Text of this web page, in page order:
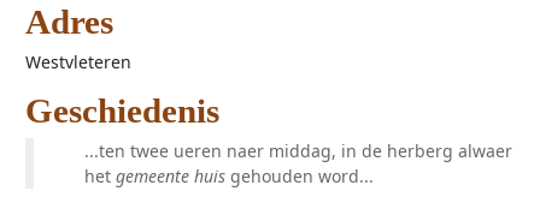
Adres
Westvleteren
Geschiedenis
...ten twee ueren naer middag, in de herberg alwaer
het gemeente huis gehouden word...